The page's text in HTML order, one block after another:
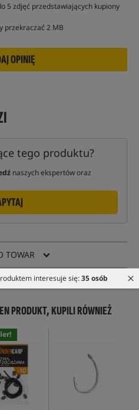
interesuje się:35 osób
5 zdjęć przedstawiających kupiony
przekraczać 2 MB
tego produktu?
naszych ekspertów oraz
TOWAR
PRODUKT, KUPILI RÓWNIEŻ